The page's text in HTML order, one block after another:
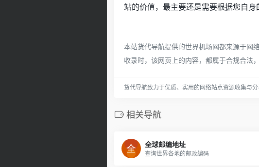
站的价值，最主要还是需要根据您自
本站货代导航提供的世界机场网都来源于网
收录时，该网页上的内容，都属于合规合法
货代导航致力于优质、实用的网络站点资源收集与分
相关导航
全球邮编地址
查询世界各地的邮政编码